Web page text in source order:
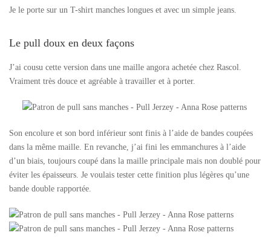
Je le porte sur un T-shirt manches longues et avec un simple jeans.
Le pull doux en deux façons
J’ai cousu cette version dans une maille angora achetée chez Rascol.
Vraiment très douce et agréable à travailler et à porter.
Son encolure et son bord inférieur sont finis à l’aide de bandes coupées
dans la même maille. En revanche, j’ai fini les emmanchures à l’aide
d’un biais, toujours coupé dans la maille principale mais non doublé pour
éviter les épaisseurs. Je voulais tester cette finition plus légères qu’une
bande double rapportée.